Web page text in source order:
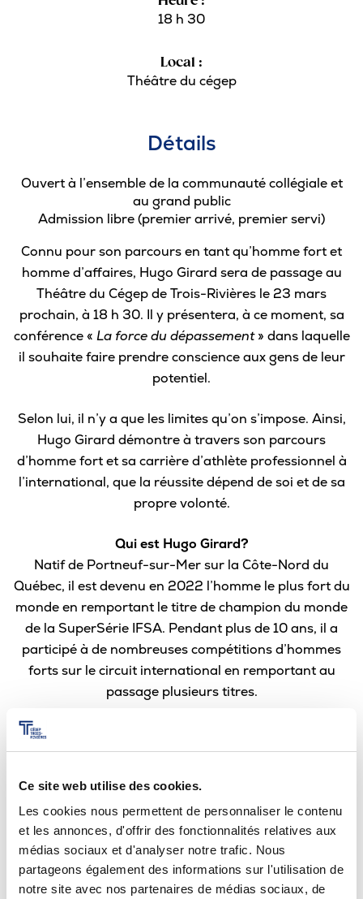
Ce site web utilise des cookies.
Les cookies nous permettent de personnaliser le contenu
et les annonces, d'offrir des fonctionnalités relatives aux
médias sociaux et d'analyser notre trafic. Nous
partageons également des informations sur l'utilisation de
notre site avec nos partenaires de médias sociaux, de
Communications
Liens utiles
Omnivox
Microsoft 365
Guichet des requêtes
Portail CégepTR
Intranet du personnel
Bottin du personnel
18 h 30
Local :
Théâtre du cégep
Détails
Ouvert à l’ensemble de la communauté collégiale et
au grand public
Admission libre (premier arrivé, premier servi)
Connu pour son parcours en tant qu’homme fort et
homme d’affaires, Hugo Girard sera de passage au
Théâtre du Cégep de Trois-Rivières le 23 mars
prochain, à 18 h 30. Il y présentera, à ce moment, sa
conférence « La force du dépassement» dans laquelle
il souhaite faire prendre conscience aux gens de leur
potentiel.
Selon lui, il n’y a que les limites qu’on s’impose. Ainsi,
Hugo Girard démontre à travers son parcours
d’homme fort et sa carrière d’athlète professionnel à
l’international, que la réussite dépend de soi et de sa
propre volonté.
Qui est Hugo Girard?
Natif de Portneuf-sur-Mer sur la Côte-Nord du
Québec, il est devenu en 2022 l’homme le plus fort du
monde en remportant le titre de champion du monde
de la SuperSérie IFSA. Pendant plus de 10 ans, il a
participé à de nombreuses compétitions d’hommes
forts sur le circuit international en remportant au
passage plusieurs titres.
Aujourd’hui, il est conférencier et porte-parole de
plusieurs entreprises. Coach de remise en forme,
d’Hugo, 321 BBQ et À vos risques et périls
entrepreneur et propriétaire de plusieurs gammes de
suppléments alimentaires (Hugo Nutrition), il a
également sa marque de vêtements Hugo Strong.